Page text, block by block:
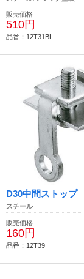
販売価格
510円
品番：12T31BL
D30中間ストップ
スチール
販売価格
160円
品番：12T39